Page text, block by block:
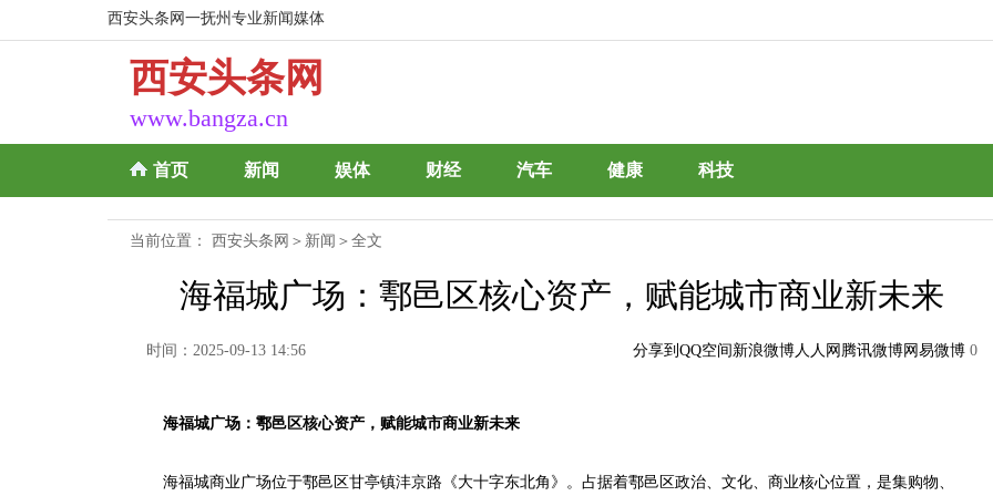
西安头条网一抚州专业新闻媒体
西安头条网
www.bangza.cn
首页 新闻 娱体 财经 汽车 健康 科技
当前位置： 西安头条网 ＞ 新闻 ＞全文
海福城广场：鄠邑区核心资产，赋能城市商业新未来
时间：2025-09-13 14:56 分享到 QQ空间 新浪微博人人网 腾讯微博网易微博 0
海福城广场：鄠邑区核心资产，赋能城市商业新未来
海福城商业广场位于鄠邑区甘亭镇沣京路《大十字东北角》。占据着鄠邑区政治、文化、商业核心位置，是集购物、